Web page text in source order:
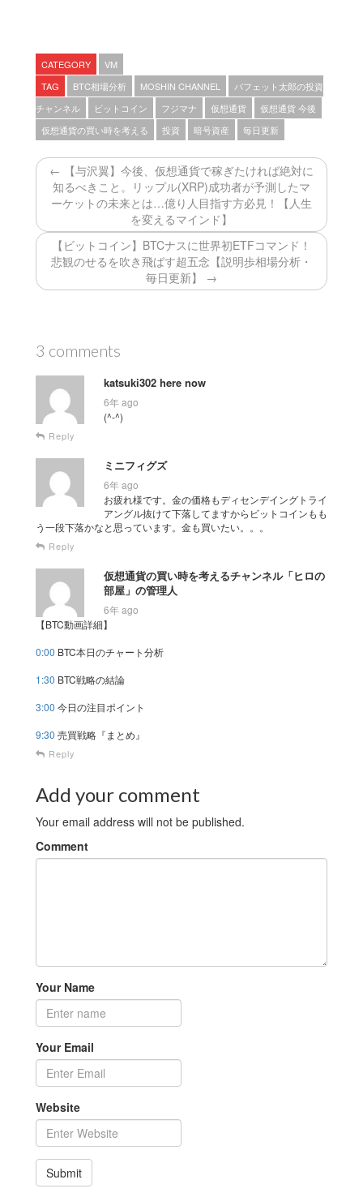
CATEGORY
VM
TAG
BTC相場分析 MOSHIN CHANNEL
バフェット太郎の投資
チャンネル
ビットコイン フジマナ 仮想通貨
仮想通貨 今後
仮想通貨の買い時を考える
投資 暗号資産 毎日更新
← 【与沢翼】今後、仮想通貨で稼ぎたければ絶対に
知るべきこと。リップル(XRP)成功者が予測したマ
ーケットの未来とは…億り人目指す方必見！【人生
を変えるマインド】
【ビットコイン】BTCナスに世界初ETFコマンド！
悲観のせるを吹き飛ばす超五念【説明歩相場分析・
毎日更新】 →
3 comments
katsuki302 here now
6年 ago
(^-^)
Reply
ミニフィグズ
6年 ago
お疲れ様です。金の価格もディセンデイングトライ
アングル抜けて下落してますからビットコインもも
う一段下落かなと思っています。金も買いたい。。。
Reply
仮想通貨の買い時を考えるチャンネル「ヒロの
部屋」の管理人
6年 ago
【BTC動画詳細】
0:00 BTC本日のチャート分析
1:30 BTC戦略の結論
3:00 今日の注目ポイント
9:30 売買戦略『まとめ』
Reply
Add your comment
Your email address will not be published.
Comment
Your Name
Your Email
Website